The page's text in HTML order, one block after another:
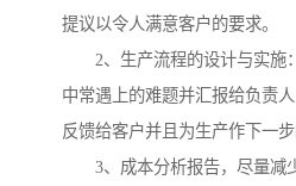
提议以令人满意客户的要求。
2、生产流程的设计与实施
中常遇上的难题并汇报给负责
反馈给客户并且为生产作下一步
3、成本分析报告，尽量减